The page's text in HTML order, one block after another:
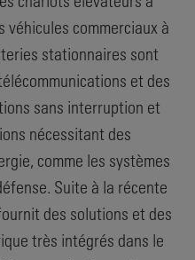
commerciaux à
stationnaires sont
et des
sans interruption et
nécessitant des
comme les systèmes
Suite à la récente
des solutions et des
très intégrés dans le